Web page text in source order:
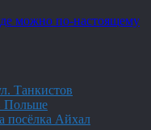
можно по-настоящему
Танкистов
Польше
посёлка Айхал